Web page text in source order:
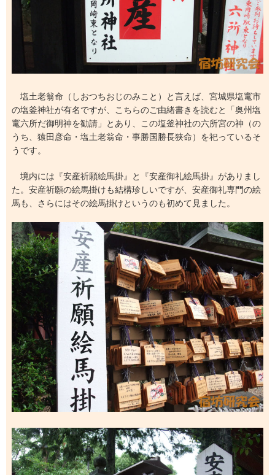
塩土老翁命（しおつちおじのみこと）と言えば、宮城県塩竃市
の塩釜神社が有名ですが、こちらのご由緒書きを読むと「奥州塩
竃六所だ御明神を勧請」とあり、この塩釜神社の六所宮の神（の
うち、猿田彦命・塩土老翁命・事勝国勝長狭命）を祀っているそ
うです。
境内には『安産祈願絵馬掛』と『安産御礼絵馬掛』がありまし
た。安産祈願の絵馬掛けも結構珍しいですが、安産御礼専門の絵
馬も、さらにはその絵馬掛けというのも初めて見ました。